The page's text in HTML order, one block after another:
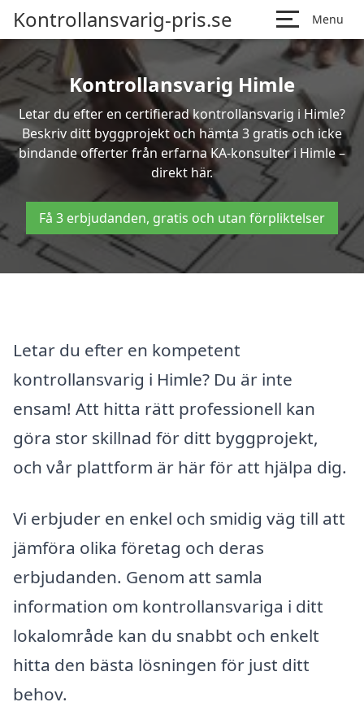
Kontrollansvarig-pris.se Menu
Kontrollansvarig Himle
Letar du efter en certifierad kontrollansvarig i Himle?
Beskriv ditt byggprojekt och hämta 3 gratis och icke
bindande offerter från erfarna KA-konsulter i Himle –
direkt här.
Få 3 erbjudanden, gratis och utan förpliktelser
Letar du efter en kompetent
kontrollansvarig i Himle? Du är inte
ensam! Att hitta rätt professionell kan
göra stor skillnad för ditt byggprojekt,
och vår plattform är här för att hjälpa dig.
Vi erbjuder en enkel och smidig väg till att
jämföra olika företag och deras
erbjudanden. Genom att samla
information om kontrollansvariga i ditt
lokalområde kan du snabbt och enkelt
hitta den bästa lösningen för just ditt
behov.